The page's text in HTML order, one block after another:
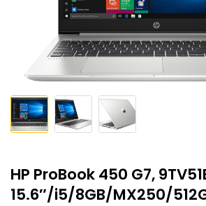
HP ProBook 450 G7,
15.6″/i5/8GB/MX250/